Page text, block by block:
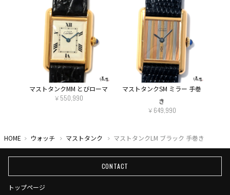
マストタンクMM とびローマ
￥550,990
マストタンクSM ミラー 手巻
き
￥649,990
HOME ウォッチ マストタンク マストタンクLM ブラック 手巻き
CONTACT
トップページ